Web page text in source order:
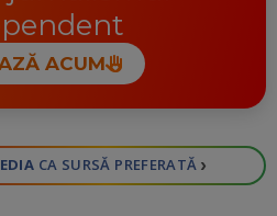
ACUM
CA SURSĂ PREFERATĂ ›